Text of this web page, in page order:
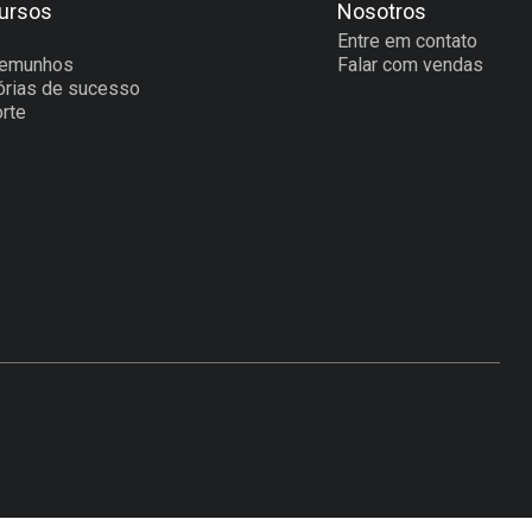
de sucesso
Nosotros
Entre em contato
Falar com vendas